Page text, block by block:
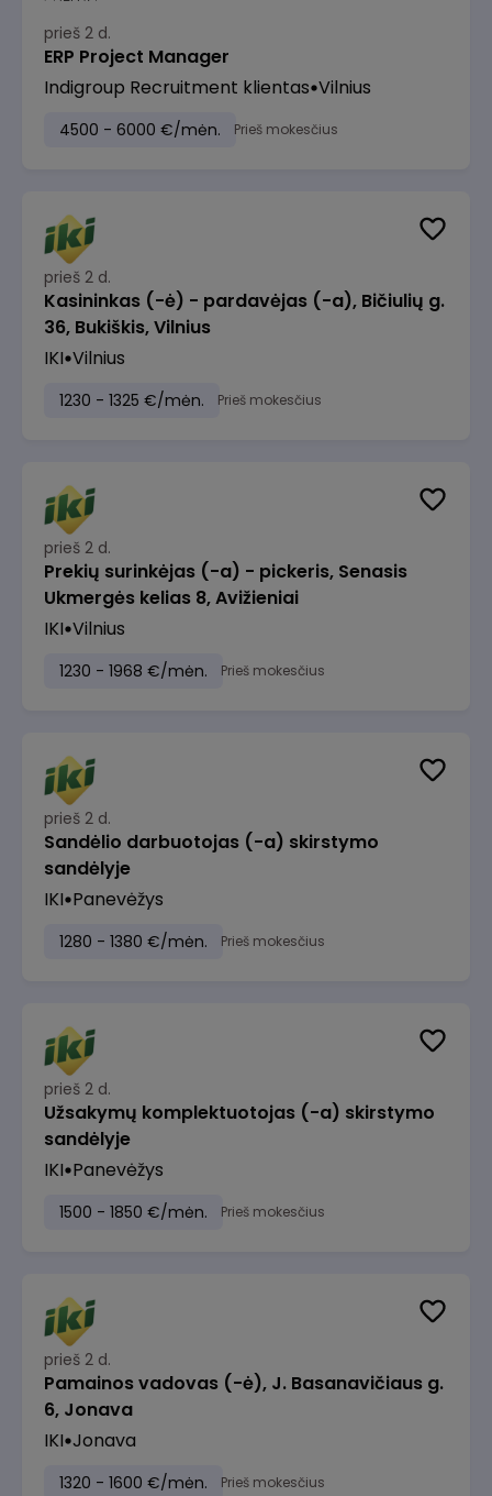
prieš 2 d.
ERP Project Manager
Indigroup Recruitment klientas Vilnius
4500 - 6000 €/mėn. Prieš mokesčius
prieš 2 d.
Kasininkas (-ė) - pardavėjas (-a), Bičiulių g.
36, Bukiškis, Vilnius
IKI Vilnius
1230 - 1325 €/mėn. Prieš mokesčius
prieš 2 d.
Prekių surinkėjas (-a) - pickeris, Senasis
Ukmergės kelias 8, Avižieniai
IKI Vilnius
1230 - 1968 €/mėn. Prieš mokesčius
prieš 2 d.
Sandėlio darbuotojas (-a) skirstymo
sandėlyje
IKI Panevėžys
1280 - 1380 €/mėn. Prieš mokesčius
prieš 2 d.
Užsakymų komplektuotojas (-a) skirstymo
sandėlyje
IKI Panevėžys
1500 - 1850 €/mėn. Prieš mokesčius
prieš 2 d.
Pamainos vadovas (-ė), J. Basanavičiaus g.
6, Jonava
IKI Jonava
1320 - 1600 €/mėn. Prieš mokesčius